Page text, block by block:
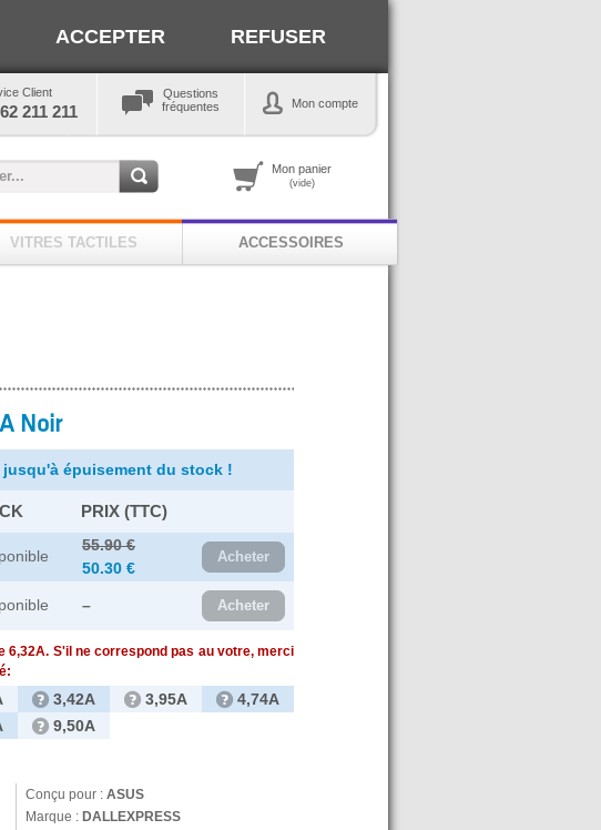
ACCEPTER REFUSER
Client
211 211
Questions
fréquentes
Mon compte
Mon panier
(vide)
VITRES TACTILES ACCESSOIRES
Noir
épuisement du stock !
PRIX (TTC)
55.90 €
50.30 €
Acheter
– Acheter
6,32A. S'il ne correspond pas au votre, merci
3,42A 3,95A
4,74A
9,50A
Conçu pour : ASUS
Marque : DALLEXPRESS